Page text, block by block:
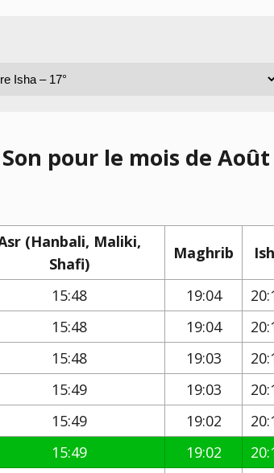
pour le mois de Août
(Hanbali, Maliki,
Shafi)
Maghrib
15:48 19:04
15:48 19:04
15:48 19:03
15:49 19:03
15:49 19:02
15:49 19:02